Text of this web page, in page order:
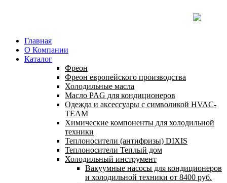
Главная
О Компании
Каталог
Фреон
Фреон европейского производства
Холодильные масла
Масло PAG для кондиционеров
Одежда и аксессуары с символикой HVAC-
TEAM
Химические компоненты для холодильной
техники
Теплоносители (антифризы) DIXIS
Теплоносители Теплый дом
Холодильный инструмент
Вакуумные насосы для кондиционеров
и холодильной техники от 8400 руб.